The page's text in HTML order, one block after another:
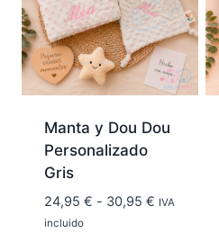
Manta y Dou Dou
Personalizado
Gris
24,95 € - 30,95 €Rango
IVA
incluido